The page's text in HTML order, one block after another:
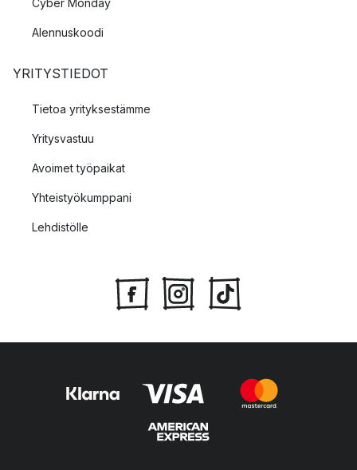
Cyber Monday
Alennuskoodi
YRITYSTIEDOT
Tietoa yrityksestämme
Yritysvastuu
Avoimet työpaikat
Yhteistyökumppani
Lehdistölle